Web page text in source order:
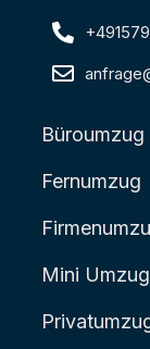
Büroumzug
Fernumzug
Mini Umzug